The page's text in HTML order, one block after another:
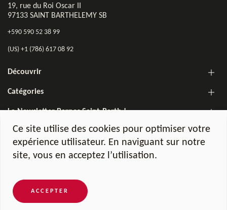
19, rue du Roi Oscar II
97133 SAINT BARTHELEMY SB
+590 590 52 38 99
(US) +1 (786) 617 08 92
Découvrir
Catégories
La Newsletter Barnes Saint-Barth !
©2026 Barnes Saint-Barth. All Rights Reserved.
Ce site utilise des cookies pour optimiser votre
expérience utilisateur. En naviguant sur notre
site, vous en acceptez l’utilisation.
ACCEPTER
POWERED BY APG IMMO CMS